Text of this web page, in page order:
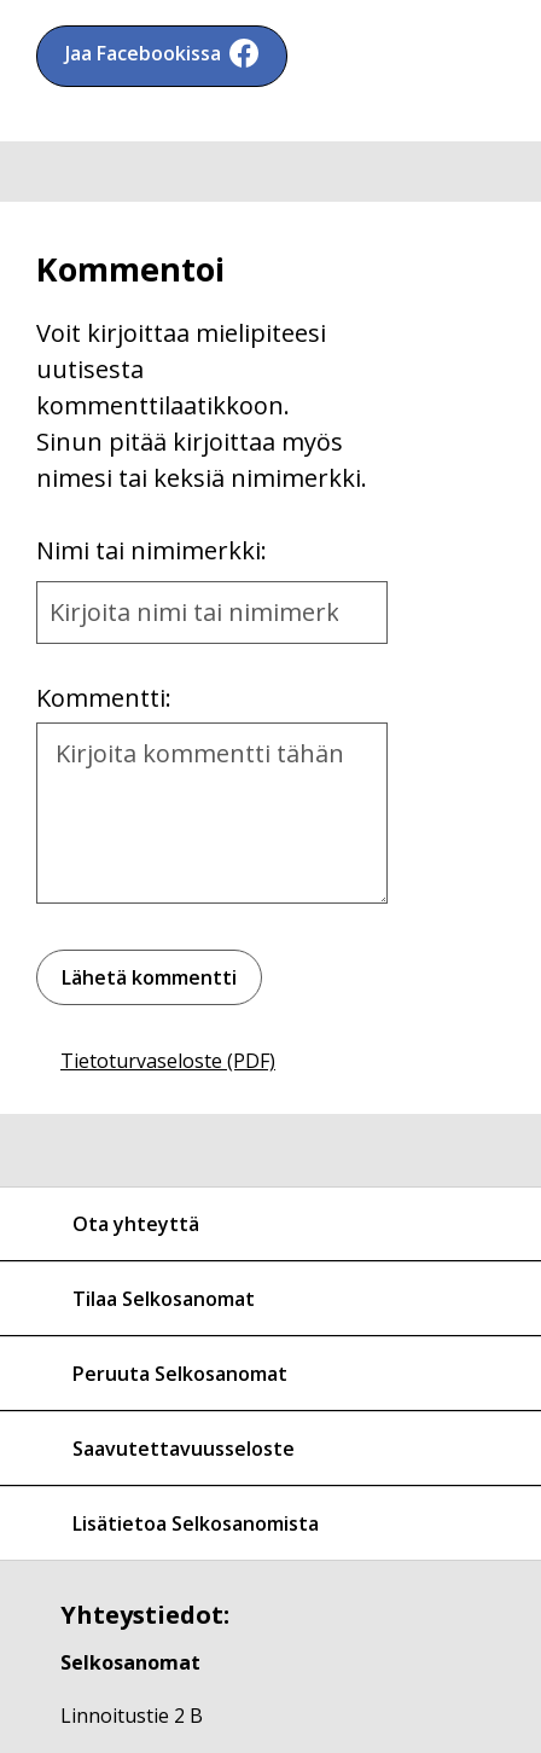
Jaa Facebookissa
Kommentoi
Voit kirjoittaa mielipiteesi
uutisesta
kommenttilaatikkoon.
Sinun pitää kirjoittaa myös
nimesi tai keksiä nimimerkki.
Nimi tai nimimerkki:
Name
and
Kommentti:
Kommentti
Tietoturvaseloste (PDF)
Ota yhteyttä
Tilaa Selkosanomat
Peruuta Selkosanomat
Saavutettavuusseloste
Lisätietoa Selkosanomista
Yhteystiedot:
Selkosanomat
Linnoitustie 2 B